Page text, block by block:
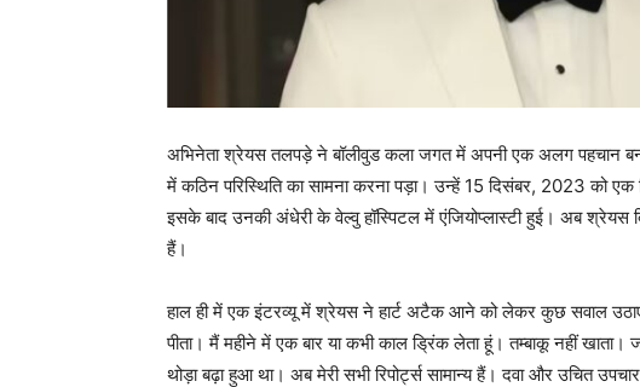
अभिनेता श्रेयस तलपड़े ने बॉलीवुड कला जगत में अपनी एक अलग पहचान
में कठिन परिस्थिति का सामना करना पड़ा। उन्हें 15 दिसंबर, 2023 को
इसके बाद उनकी अंधेरी के वेल्वु हॉस्पिटल में एंजियोप्लास्टी हुई। अब
हैं।
हाल ही में एक इंटरव्यू में श्रेयस ने हार्ट अटैक आने को लेकर कुछ सवाल उठाए
पीता। मैं महीने में एक बार या कभी काल ड्रिंक लेता हूं। तम्बाकू नहीं खाता।
थोड़ा बढ़ा हुआ था। अब मेरी सभी रिपोर्ट्स सामान्य हैं। दवा और उचित